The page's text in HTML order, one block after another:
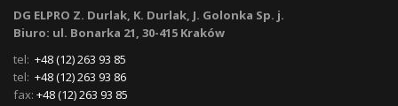
DG ELPRO Z. Durlak, K. Durlak, J. Golonka Sp. j.
Biuro: ul. Bonarka 21, 30-415 Kraków
tel: +48 (12) 263 93 85
tel: +48 (12) 263 93 86
fax: +48 (12) 263 93 85